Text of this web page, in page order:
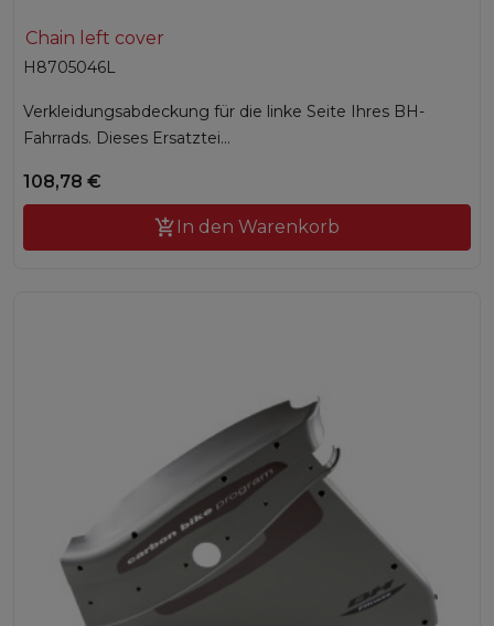
Chain left cover
H8705046L
Verkleidungsabdeckung für die linke Seite Ihres BH-
Fahrrads. Dieses Ersatztei...
108,78 €
 In den Warenkorb